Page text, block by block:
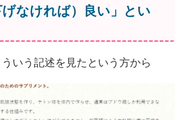
なければ）良い」とい
いう記述を見たという方から